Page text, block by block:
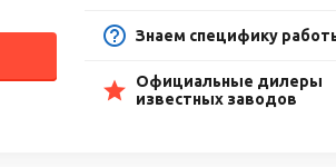
Знаем специфику
Официальные дилеры
известных заводов